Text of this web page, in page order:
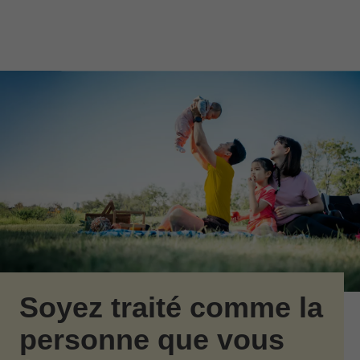
Soyez traité comme la
personne que vous